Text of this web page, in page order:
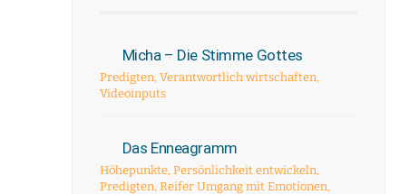
Micha – Die Stimme Gottes
Predigten, Verantwortlich wirtschaften,
Videoinputs
Das Enneagramm
Höhepunkte, Persönlichkeit entwickeln,
Predigten, Reifer Umgang mit Emotionen,